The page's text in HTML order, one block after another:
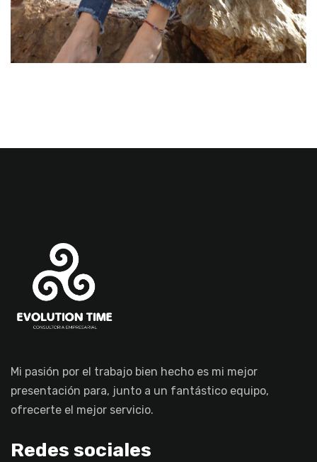
Mi pasión por el trabajo bien hecho es mi mejor
presentación para, junto a un fantástico equipo,
ofrecerte el mejor servicio.
Redes sociales